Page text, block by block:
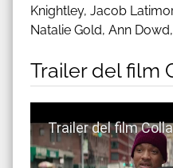
Knightley, Jacob
Natalie Gold, Ann
Trailer del film